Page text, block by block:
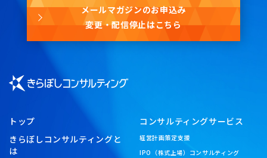
メールマガジンのお申込み
変更・配信停止はこちら
トップ
きらぼしコンサルティングと
は
コンサルティングサービス
経営計画策定支援
IPO（株式上場）コンサルティング